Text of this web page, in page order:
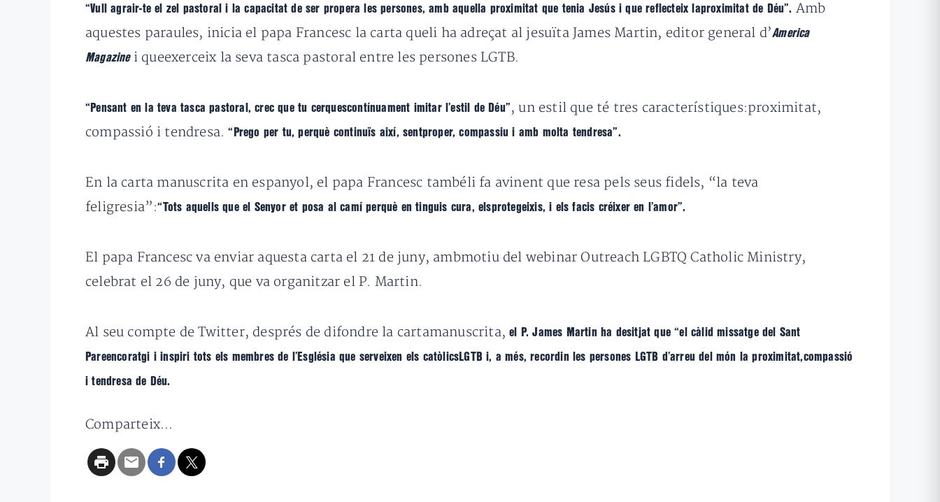
“Vull agrair-te el zel pastoral i la capacitat de ser propera les persones, amb aquella proximitat que tenia Jesús i que reflecteix laproximitat de Déu”. Amb
aquestes paraules, inicia el papa Francesc la carta queli ha adreçat al jesuïta James Martin, editor general d’America
Magazinei queexerceix la seva tasca pastoral entre les persones LGTB.
“Pensant en la teva tasca pastoral, crec que tu cerquescontínuament imitar l’estil de Déu” , un estil que té tres característiques:proximitat,
compassió i tendresa.“Prego per tu, perquè continuïs així, sentproper, compassiu i amb molta tendresa”.
En la carta manuscrita en espanyol, el papa Francesc tambéli fa avinent que resa pels seus fidels, “la teva
feligresia”:“Tots aquells que el Senyor et posa al camí perquè en tinguis cura, elsprotegeixis, i els facis créixer en l’amor”.
El papa Francesc va enviar aquesta carta el 21 de juny, ambmotiu del webinar Outreach LGBTQ Catholic Ministry,
celebrat el 26 de juny, que va organitzar el P. Martin.
Al seu compte de Twitter, després de difondre la cartamanuscrita,el P. James Martin ha desitjat que “el càlid missatge del Sant
Pareencoratgi i inspiri tots els membres de l’Església que serveixen els catòlicsLGTB i, a més, recordin les persones LGTB d’arreu del món la proximitat,compassió
i tendresa de Déu.
Comparteix...